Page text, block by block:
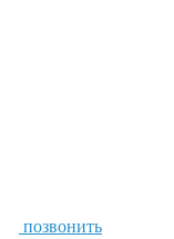
позвонить